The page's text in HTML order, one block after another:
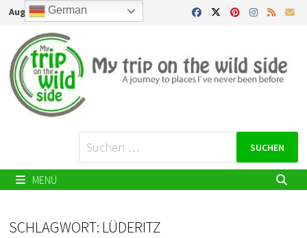
Zurück
Inhalt
August 8, 2026
Suchen
nach:
MENÜ
SCHLAGWORT: LÜDERITZ
German